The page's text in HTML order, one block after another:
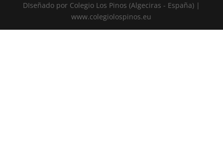
DIseñado por Colegio Los Pinos (Algeciras - España) |
www.colegiolospinos.eu